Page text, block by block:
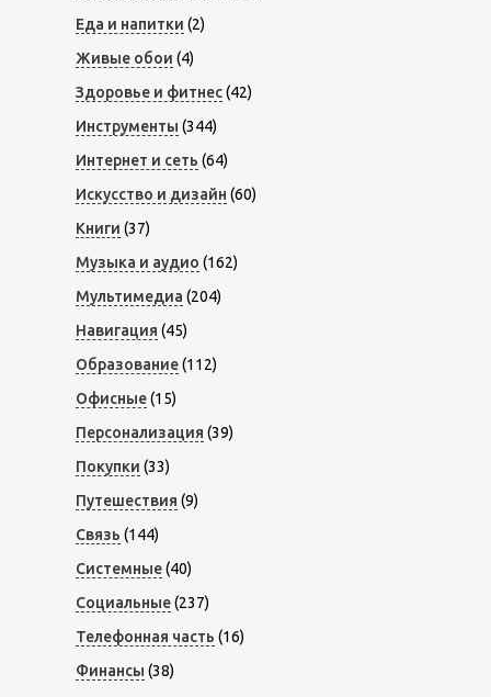
Еда и напитки (2)
Живые обои (4)
Здоровье и фитнес(42)
Инструменты (344)
Интернет и сеть (64)
Искусство и дизайн (60)
Книги (37)
Музыка и аудио (162)
Мультимедиа (204)
Навигация (45)
Образование(112)
Офисные(15)
Персонализация (39)
Покупки (33)
Путешествия (9)
Связь (144)
Системные(40)
Социальные(237)
Телефонная часть (16)
Финансы (38)